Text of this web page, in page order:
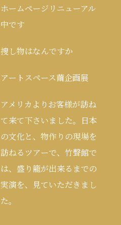
ホームページリニューアル
中です
捜し物はなんですか
アートスペース繭企画展
アメリカよりお客様が訪ね
て来て下さいました。日本
の文化と、物作りの現場を
訪ねるツアーで、竹聲館で
は、盛り籠が出来るまでの
実演を、見ていただきまし
た。